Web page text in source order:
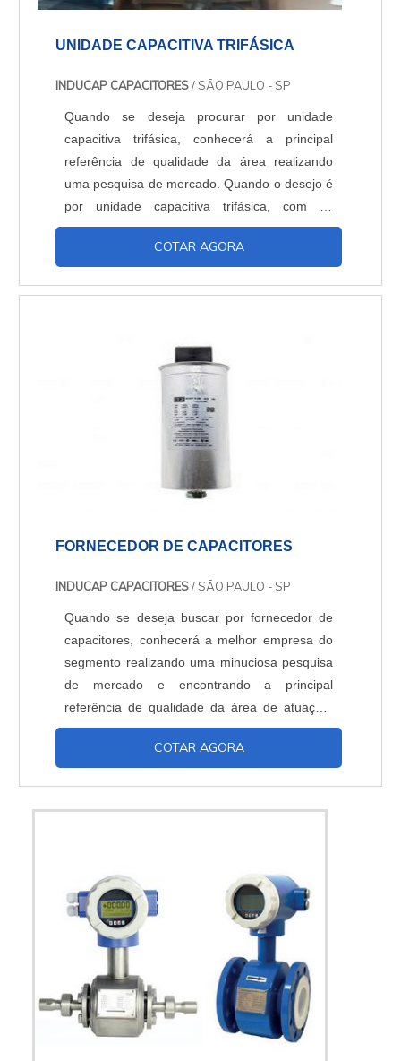
UNIDADE CAPACITIVA TRIFÁSICA
INDUCAP CAPACITORES/ SÃO PAULO - SP
Quando se deseja procurar por unidade
capacitiva trifásica, conhecerá a principal
referência de qualidade da área realizando
uma pesquisa de mercado. Quando o desejo é
por unidade capacitiva trifásica, com os
profissionais da Inducap Capacitores o cliente
encontrará proteção com assessoria técnica
UNIDADE CAPACITIVA TRIFÁSICA A Inducap
COTAR AGORA
FORNECEDOR DE CAPACITORES
INDUCAP CAPACITORES/ SÃO PAULO - SP
Quando se deseja buscar por fornecedor de
capacitores, conhecerá a melhor empresa do
segmento realizando uma minuciosa pesquisa
de mercado e encontrando a principal
referência de qualidade da área de atuação.
OUTRAS INFORMAÇÕES SOBRE O
FORNECEDOR DE CAPACITORES Quem
COTAR AGORA